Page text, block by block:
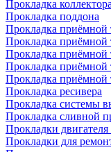
Прокладка
Прокладка поддона
Прокладка приёмной
Прокладка приёмной
Прокладка приёмной
Прокладка приёмной
Прокладка приёмной
Прокладка ресивера
Прокладка системы
Прокладка сливной
Прокладки
Прокладки для